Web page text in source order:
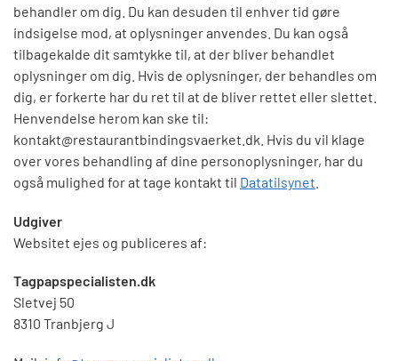
behandler om dig. Du kan desuden til enhver tid gøre
indsigelse mod, at oplysninger anvendes. Du kan også
tilbagekalde dit samtykke til, at der bliver behandlet
oplysninger om dig. Hvis de oplysninger, der behandles om
dig, er forkerte har du ret til at de bliver rettet eller slettet.
Henvendelse herom kan ske til:
kontakt@restaurantbindingsvaerket.dk. Hvis du vil klage
over vores behandling af dine personoplysninger, har du
også mulighed for at tage kontakt til Datatilsynet
Udgiver
Websitet ejes og publiceres af:
Tagpapspecialisten.dk
Sletvej 50
8310 Tranbjerg J